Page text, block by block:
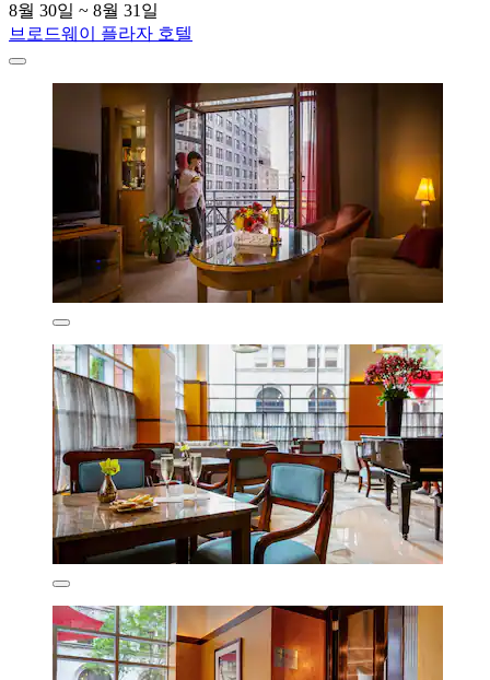
8월 30일 ~ 8월 31일
브로드웨이 플라자 호텔